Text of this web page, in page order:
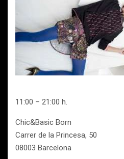
11:00 – 21:00 h.
Chic&Basic Born
Carrer de la Princesa, 50
08003 Barcelona